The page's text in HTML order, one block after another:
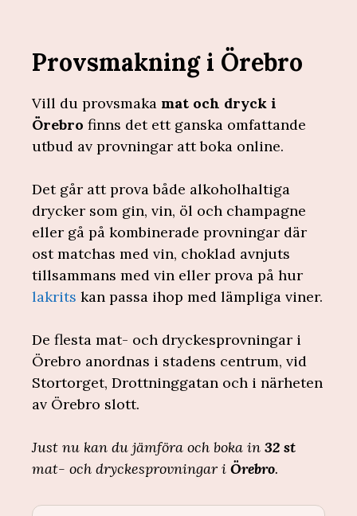
Provsmakning i Örebro
Vill du provsmaka mat och dryck i
Örebro finns det ett ganska omfattande
utbud av provningar att boka online.
Det går att prova både alkoholhaltiga
drycker som gin, vin, öl och champagne
eller gå på kombinerade provningar där
ost matchas med vin, choklad avnjuts
tillsammans med vin eller prova på hur
lakrits kan passa ihop med lämpliga viner.
De flesta mat- och dryckesprovningar i
Örebro anordnas i stadens centrum, vid
Stortorget, Drottninggatan och i närheten
av Örebro slott.
Just nu kan du jämföra och boka in 32 st
mat- och dryckesprovningar i Örebro.